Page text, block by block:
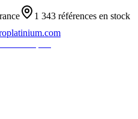
1 343 références en stock